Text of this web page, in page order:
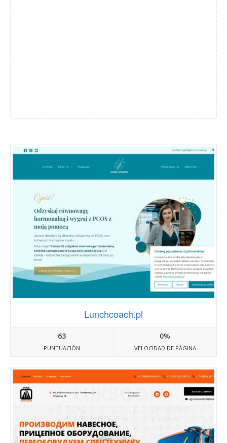
Lunchcoach.pl
63
PUNTUACIÓN
0%
VELOCIDAD DE PÁGINA